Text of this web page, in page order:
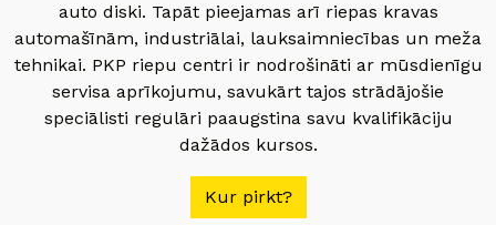
auto diski. Tapāt pieejamas arī riepas kravas
automašīnām, industriālai, lauksaimniecības un meža
tehnikai. PKP riepu centri ir nodrošināti ar mūsdienīgu
servisa aprīkojumu, savukārt tajos strādājošie
speciālisti regulāri paaugstina savu kvalifikāciju
dažādos kursos.
Kur pirkt?